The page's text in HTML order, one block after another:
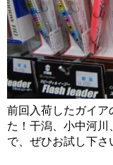
前回入荷したガイア
た！干潟、小中河
で、ぜひお試し下さ